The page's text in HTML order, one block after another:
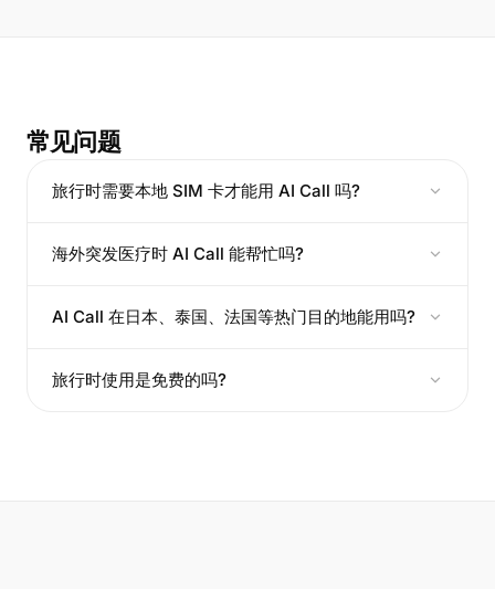
常见问题
旅行时需要本地 SIM 卡才能用 AI Call 吗?
海外突发医疗时 AI Call 能帮忙吗?
AI Call 在日本、泰国、法国等热门目的地能用吗?
旅行时使用是免费的吗?